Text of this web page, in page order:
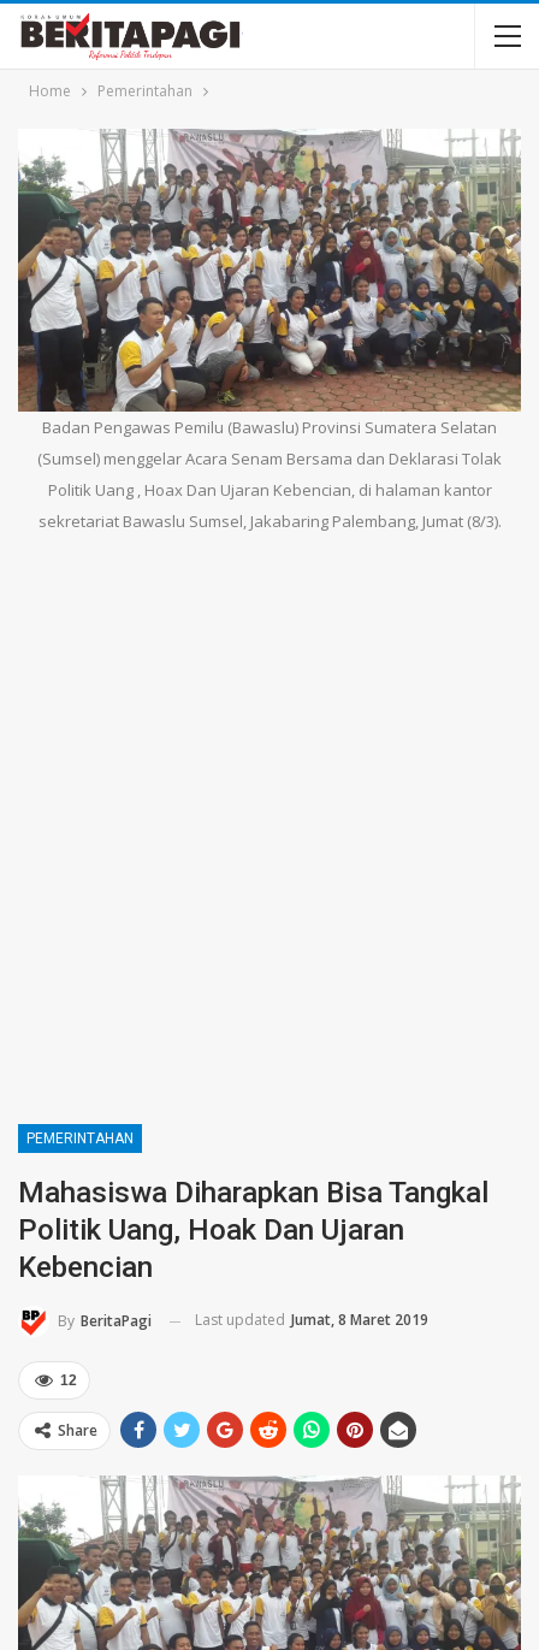
Home Pemerintahan
Badan Pengawas Pemilu (Bawaslu) Provinsi Sumatera Selatan
(Sumsel) menggelar Acara Senam Bersama dan Deklarasi Tolak
Politik Uang , Hoax Dan Ujaran Kebencian, di halaman kantor
sekretariat Bawaslu Sumsel, Jakabaring Palembang, Jumat (8/3).
PEMERINTAHAN
Mahasiswa Diharapkan Bisa Tangkal
Politik Uang, Hoak Dan Ujaran
Kebencian
By BeritaPagi Last updated Jumat, 8 Maret 2019
12
Share